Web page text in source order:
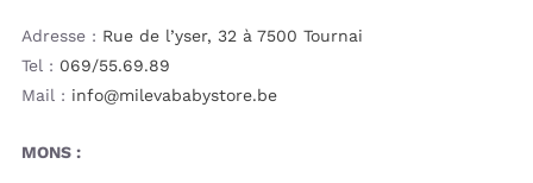
Adresse : Rue de l’yser, 32 à 7500 Tournai
Tel : 069/55.69.89
Mail : info@milevababystore.be
MONS :